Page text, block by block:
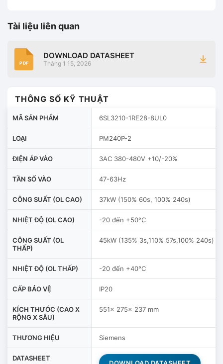
Tài liệu liên quan
PDF
DOWNLOAD DATASHEET
Tháng 1 15, 2026
THÔNG SỐ KỸ THUẬT
MÃ SẢN PHẨM 6SL3210-1RE28-8UL0
LOẠI PM240P-2
ĐIỆN ÁP VÀO 3AC 380-480V +10/-20%
TẦN SỐ VÀO 47-63Hz
CÔNG SUẤT (OL CAO) 37kW (150% 60s, 100% 240s)
NHIỆT ĐỘ (OL CAO) -20 đến +50°C
CÔNG SUẤT (OL
THẤP)
45kW (135% 3s,110% 57s,100% 240s)
NHIỆT ĐỘ (OL THẤP) -20 đến +40°C
CẤP BẢO VỆ IP20
KÍCH THƯỚC (CAO X
RỘNG X SÂU)
551x 275x 237 mm
THƯƠNG HIỆU Siemens
DATASHEET